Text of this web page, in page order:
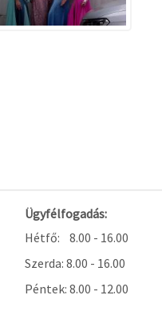
Ügyfélfogadás:
Hétfő: 8.00 - 16.00
Szerda: 8.00 - 16.00
Péntek: 8.00 - 12.00